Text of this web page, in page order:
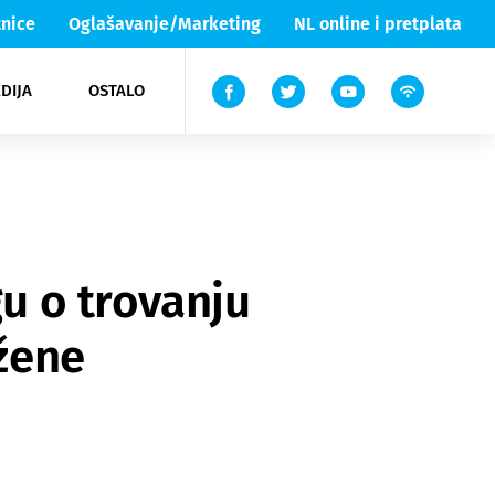
Oglašavanje/Marketing NL online i pretplata
OSTALO
Lika & Senj
TV
o trovanju